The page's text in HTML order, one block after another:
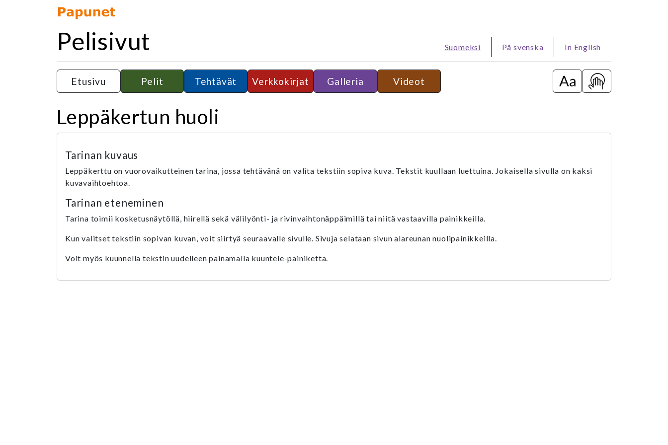
Pelisivut Suomeksi På svenska In English
Etusivu Pelit Tehtävät Verkkokirjat Galleria Videot
Vaihda isot kirjaimet /
Näytä pelit, jotka
Leppäkertun huoli
Tarinan kuvaus
Leppäkerttu on vuorovaikutteinen tarina, jossa tehtävänä on valita tekstiin sopiva kuva. Tekstit kuullaan luettuina. Jokaisella sivulla on kaksi
kuvavaihtoehtoa.
Tarinan eteneminen
Tarina toimii kosketusnäytöllä, hiirellä sekä välilyönti- ja rivinvaihtonäppäimillä tai niitä vastaavilla painikkeilla.
Kun valitset tekstiin sopivan kuvan, voit siirtyä seuraavalle sivulle. Sivuja selataan sivun alareunan nuolipainikkeilla.
Voit myös kuunnella tekstin uudelleen painamalla kuuntele-painiketta.